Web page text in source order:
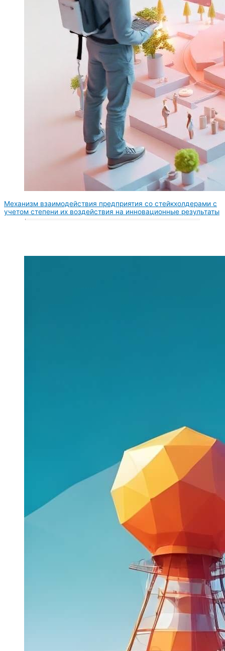
Механизм взаимодействия предприятия со стейкхолдерами с
учетом степени их воздействия на инновационные результаты